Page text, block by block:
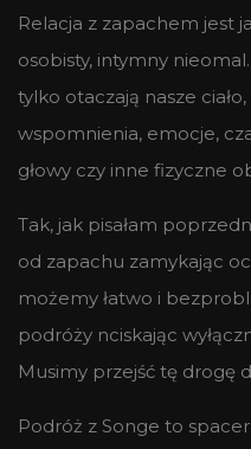
Relacja z zapachem jest
osobisty, intymny
tylko otaczają nasze
wspomnienia, emocje,
głowy czy inne fizyczne
Tak, jak pisałam
od zapachu zamykając
możemy łatwo i
podróży nciskając
Musimy przejść tę drogę
Podróż z Songe to